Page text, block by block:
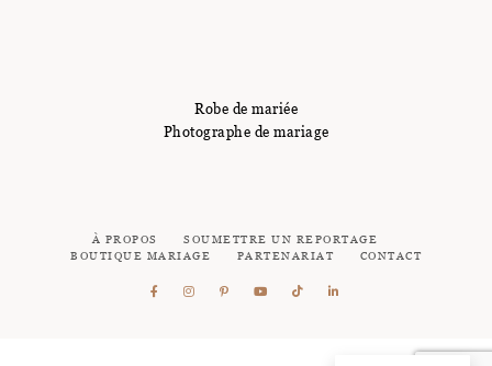
Robe de mariée
Photographe de mariage
À PROPOS
SOUMETTRE UN REPORTAGE
BOUTIQUE MARIAGE
PARTENARIAT CONTACT